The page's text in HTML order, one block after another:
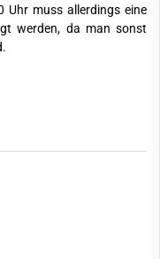
Uhr muss allerdings eine
werden, da man sonst